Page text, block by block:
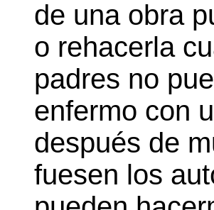
de una obra
o rehacerla
padres no
enfermo con
después de
fuesen los